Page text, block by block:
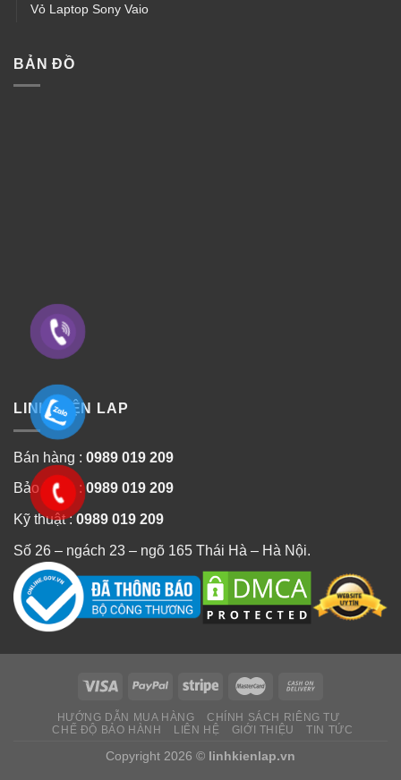
Vỏ Laptop Sony Vaio
BẢN ĐỒ
LINH KIỆN LAP
Bán hàng : 0989 019 209
Bảo hành :0989 019 209
Kỹ thuật :0989 019 209
Số 26 – ngách 23 – ngõ 165 Thái Hà – Hà Nội.
HƯỚNG DẪN MUA HÀNG
CHÍNH SÁCH RIÊNG TƯ
CHẾ ĐỘ BẢO HÀNH
LIÊN HỆ GIỚI THIỆU TIN TỨC
Copyright 2026 © linhkienlap.vn